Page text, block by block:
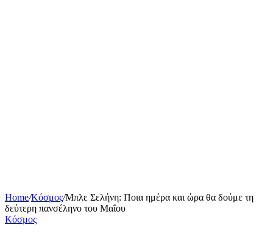
Home/Κόσμος/Μπλε Σελήνη: Ποια ημέρα και ώρα θα δούμε τη
δεύτερη πανσέληνο του Μαΐου
Κόσμος